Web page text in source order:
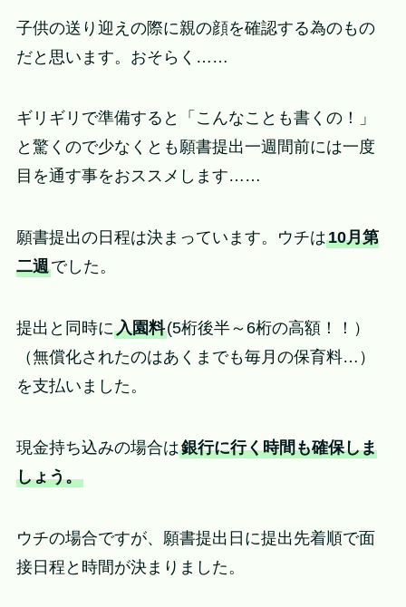
子供の送り迎えの際に親の顔を確認する為のもの
だと思います。おそらく……
ギリギリで準備すると「こんなことも書くの！」
と驚くので少なくとも願書提出一週間前には一度
目を通す事をおススメします……
願書提出の日程は決まっています。ウチは10月第
二週でした。
提出と同時に入園料(5桁後半～6桁の高額！！）
（無償化されたのはあくまでも毎月の保育料…）
を支払いました。
現金持ち込みの場合は銀行に行く時間も確保しま
しょう。
ウチの場合ですが、願書提出日に提出先着順で面
接日程と時間が決まりました。